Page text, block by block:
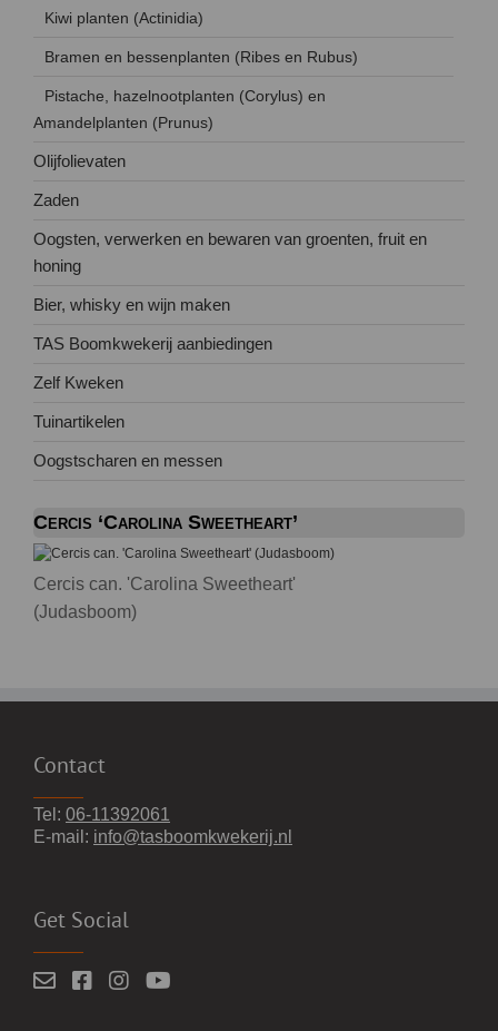
Kiwi planten (Actinidia)
Bramen en bessenplanten (Ribes en Rubus)
Pistache, hazelnootplanten (Corylus) en
Amandelplanten (Prunus)
Olijfolievaten
Zaden
Oogsten, verwerken en bewaren van groenten, fruit en
honing
Bier, whisky en wijn maken
TAS Boomkwekerij aanbiedingen
Zelf Kweken
Tuinartikelen
Oogstscharen en messen
Cercis ‘Carolina Sweetheart’
Cercis can. 'Carolina Sweetheart'
(Judasboom)
Contact
Tel: 06-11392061
E-mail: info@tasboomkwekerij.nl
Get Social